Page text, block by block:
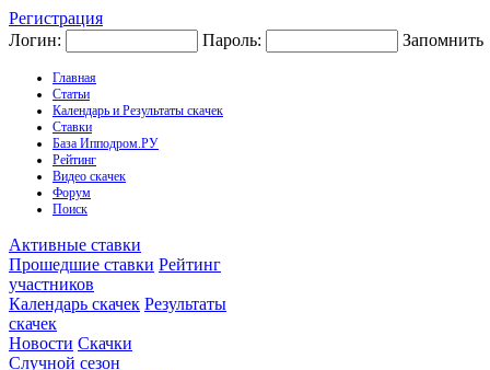
Регистрация
Логин:
Пароль: Запомнить
Главная
Статьи
Календарь и Результаты скачек
Ставки
База Ипподром.РУ
Рейтинг
Видео скачек
Форум
Поиск
Активные ставки
Прошедшие ставки Рейтинг
участников
Календарь скачек Результаты
скачек
Новости Скачки
Случной сезон